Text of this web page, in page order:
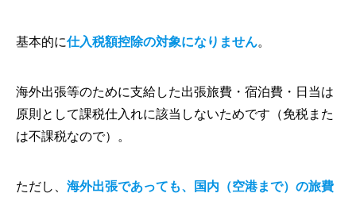
基本的に仕入税額控除の対象になりません。
海外出張等のために支給した出張旅費・宿泊費・日当は
原則として課税仕入れに該当しないためです（免税また
は不課税なので）。
ただし、 海外出張であっても、国内（空港まで）の旅費